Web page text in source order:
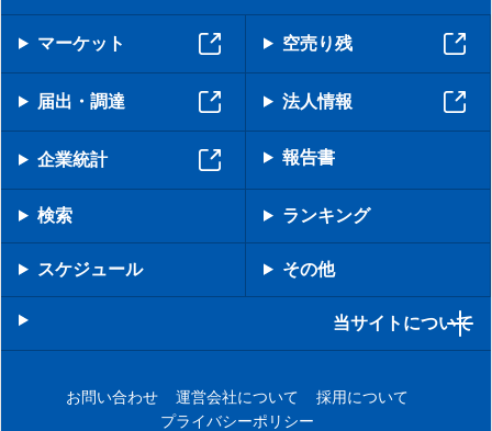
マーケット 空売り残
届出・調達 法人情報
企業統計 報告書
検索 ランキング
スケジュール その他
当サイトについて
お問い合わせ 運営会社について
採用について
プライバシーポリシー